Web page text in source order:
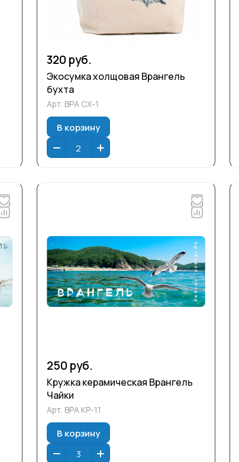
320 руб.
Экосумка холщовая Врангель
бухта
Арт. ВРА СХ-1
В корзину
250 руб.
Кружка керамическая Врангель
Чайки
Арт. ВРА КР-11
В корзину